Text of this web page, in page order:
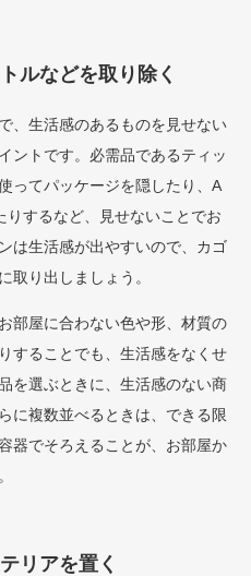
ルなどを取り除く
、生活感のあるものを見せない
ントです。必需品であるティッ
ってパッケージを隠したり、A
するなど、見せないことでお
は生活感が出やすいので、カゴ
取り出しましょう。
部屋に合わない色や形、材質の
することでも、生活感をなくせ
を選ぶときに、生活感のない商
に複数並べるときは、できる限
器でそろえることが、お部屋か
リアを置く